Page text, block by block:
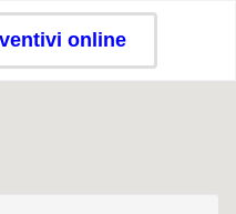
online